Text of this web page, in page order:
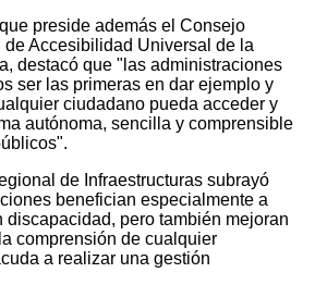
preside además el Consejo
Accesibilidad Universal de la
destacó que "las administraciones
ser las primeras en dar ejemplo y
ciudadano pueda acceder y
autónoma, sencilla y comprensible
de Infraestructuras subrayó
benefician especialmente a
discapacidad, pero también mejoran
comprensión de cualquier
a realizar una gestión